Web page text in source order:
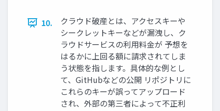
10.
クラウド破産とは、アクセスキーや
シークレットキーなどが漏洩し、ク
ラウドサービスの利用料金が 予想を
はるかに上回る額に請求されてしま
う状態を指します。具体的な例とし
て、GitHubなどの公開 リポジトリに
これらのキーが誤ってアップロード
され、外部の第三者によって不正利